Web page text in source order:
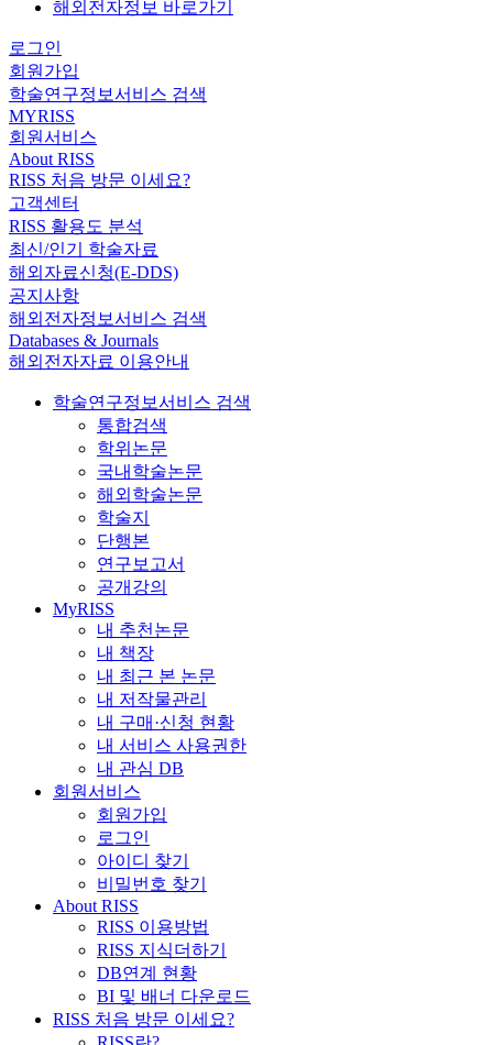
해외전자정보 바로가기
로그인
회원가입
학술연구정보서비스 검색
MYRISS
회원서비스
About RISS
RISS 처음 방문 이세요?
고객센터
RISS 활용도 분석
최신/인기 학술자료
해외자료신청(E-DDS)
공지사항
해외전자정보서비스 검색
Databases & Journals
해외전자자료 이용안내
학술연구정보서비스 검색
통합검색
학위논문
국내학술논문
해외학술논문
학술지
단행본
연구보고서
공개강의
MyRISS
내 추천논문
내 책장
내 최근 본 논문
내 저작물관리
내 구매·신청 현황
내 서비스 사용권한
내 관심 DB
회원서비스
회원가입
로그인
아이디 찾기
비밀번호 찾기
About RISS
RISS 이용방법
RISS 지식더하기
DB연계 현황
BI 및 배너 다운로드
RISS 처음 방문 이세요?